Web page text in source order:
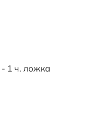
1 ч. ложка